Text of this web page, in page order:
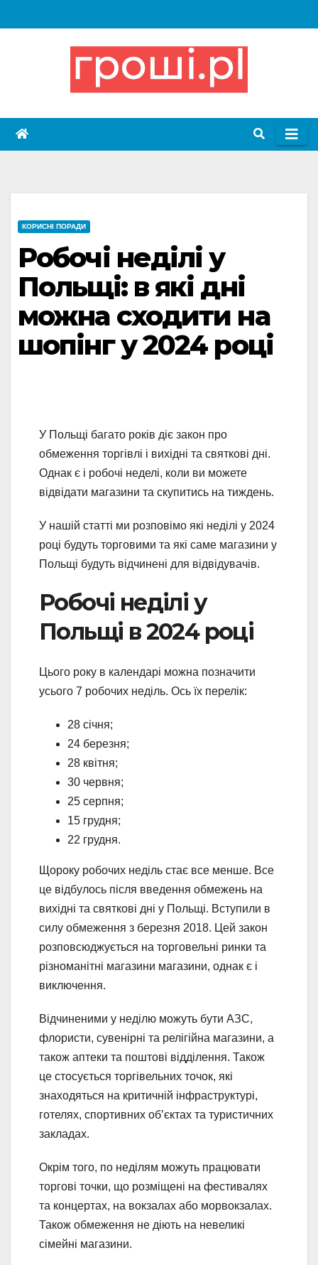
to
КОРИСНІ ПОРАДИ
Робочі неділі у
Польщі: в які дні
можна сходити на
шопінг у 2024 році
У Польщі багато років діє закон про
обмеження торгівлі і вихідні та святкові дні.
Однак є і робочі неделі, коли ви можете
відвідати магазини та скупитись на тиждень.
У нашій статті ми розповімо які неділі у 2024
році будуть торговими та які саме магазини у
Польщі будуть відчинені для відвідувачів.
Робочі неділі у
Польщі в 2024 році
Цього року в календарі можна позначити
усього 7 робочих неділь. Ось їх перелік:
28 січня;
24 березня;
28 квітня;
30 червня;
25 серпня;
15 грудня;
22 грудня.
Щороку робочих неділь стає все менше. Все
це відбулось після введення обмежень на
вихідні та святкові дні у Польщі. Вступили в
силу обмеження з березня 2018. Цей закон
розповсюджується на торговельні ринки та
різноманітні магазини магазини, однак є і
виключення.
Відчиненими у неділю можуть бути АЗС,
флористи, сувенірні та релігійна магазини, а
також аптеки та поштові відділення. Також
це стосується торгівельних точок, які
знаходяться на критичній інфраструктурі,
готелях, спортивних обʼєктах та туристичних
закладах.
Окрім того, по неділям можуть працювати
торгові точки, що розміщені на фестивалях
та концертах, на вокзалах або морвокзалах.
Також обмеження не діють на невеликі
сімейні магазини.